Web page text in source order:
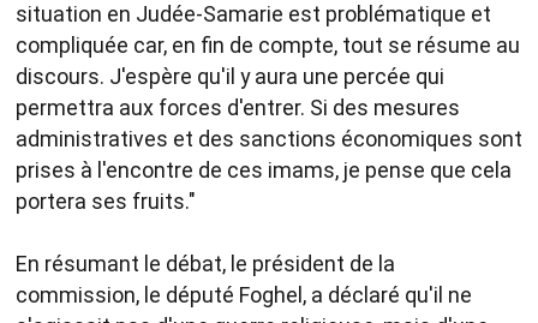
situation en Judée-Samarie est problématique et
compliquée car, en fin de compte, tout se résume au
discours. J'espère qu'il y aura une percée qui
permettra aux forces d'entrer. Si des mesures
administratives et des sanctions économiques sont
prises à l'encontre de ces imams, je pense que cela
portera ses fruits."
En résumant le débat, le président de la
commission, le député Foghel, a déclaré qu'il ne